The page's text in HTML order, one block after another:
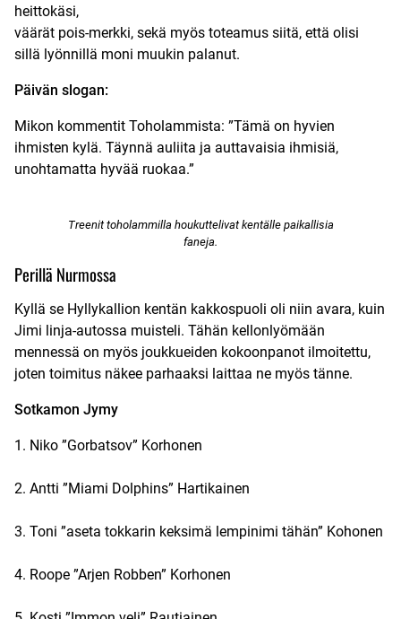
heittokäsi,
väärät pois-merkki, sekä myös toteamus siitä, että olisi
sillä lyönnillä moni muukin palanut.
Päivän slogan:
Mikon kommentit Toholammista: ”Tämä on hyvien
ihmisten kylä. Täynnä auliita ja auttavaisia ihmisiä,
unohtamatta hyvää ruokaa.”
Treenit toholammilla houkuttelivat kentälle paikallisia
faneja.
Perillä Nurmossa
Kyllä se Hyllykallion kentän kakkospuoli oli niin avara, kuin
Jimi linja-autossa muisteli. Tähän kellonlyömään
mennessä on myös joukkueiden kokoonpanot ilmoitettu,
joten toimitus näkee parhaaksi laittaa ne myös tänne.
Sotkamon Jymy
1. Niko ”Gorbatsov” Korhonen
2. Antti ”Miami Dolphins” Hartikainen
3. Toni ”aseta tokkarin keksimä lempinimi tähän” Kohonen
4. Roope ”Arjen Robben” Korhonen